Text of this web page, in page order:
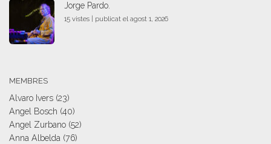
Jorge Pardo.
15 vistes publicat el agost 1, 2026
MEMBRES
Alvaro Ivers (23)
Angel Bosch (40)
Angel Zurbano (52)
Anna Albelda (76)